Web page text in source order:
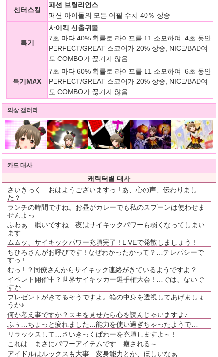
센터스킬
패션 브릴리언스
패션 아이돌의 모든 어필 수치 40％ 상승
특기
사이킥 신출귀몰
7초 마다 40% 확률로 라이프를 11 소모하여, 4초 동안
PERFECT/GREAT 스코어가 20% 상승, NICE/BAD여
도 COMBO가 끊기지 않음
특기MAX
7초 마다 60% 확률로 라이프를 11 소모하여, 6초 동안
PERFECT/GREAT 스코어가 20% 상승, NICE/BAD여
도 COMBO가 끊기지 않음
의상 갤러리
카드 대사
캐릭터별 대사
さいきっく…おはようございますっ ! あ、心の声、伝わりまし
た？
ランチの時間ですね。お昼がカレーでも私のスプーンは使わせま
せんよっ
ふわぁ…眠いですね…夜はサイキックパワーも弱くなってしまい
ます…
ムムッ、サイキックパワー充填完了 ! LIVEで発散しましょう !
ちひろさんがお呼びです ! なぜわかったかって？…テレパシーで
すっ !
むっ ! ？同僚さんからサイキック連絡がきているようですよ？ !
イベント開催中？世界サイキッカー選手権大会 ! …では、ないで
すか
プレゼントがきてるそうですよ。箱の中身を透視してあげましょ
うか♪
何か考え事ですか？スキを見せたら心を読んじゃいますよ♪
ふぅ…ちょっと疲れました…能力を使い過ぎちゃったようで…
リラックスして…さいきっくぱわーを充填しますよ～ !
これは…まさにパワーアイテムです…癒される～
アイドルはルックスも大事…変身能力とか、ほしいなぁ…